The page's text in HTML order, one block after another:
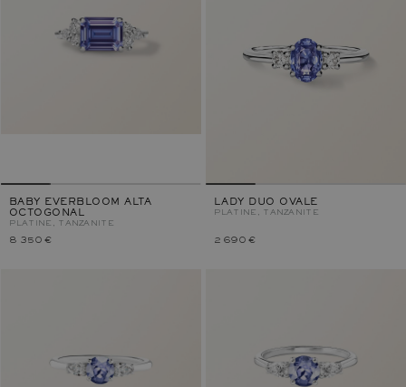
BABY EVERBLOOM ALTA
OCTOGONAL
PLATINE, TANZANITE
8 350 €
LADY DUO OVALE
PLATINE, TANZANITE
2 690 €